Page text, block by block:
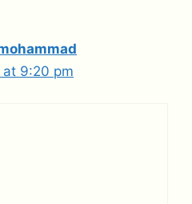
9:20 pm